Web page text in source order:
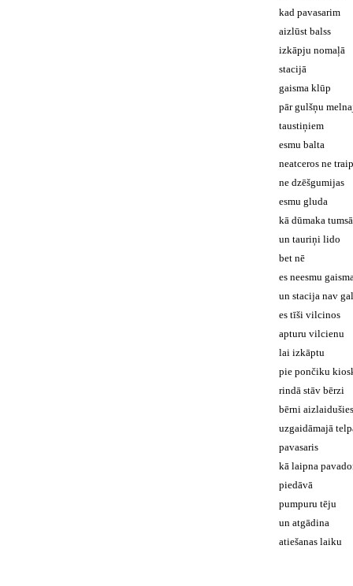
kad pavasarim
aizlūst balss
izkāpju nomaļā
stacijā
gaisma klūp
pār gulšņu
taustiņiem
esmu balta
neatceros ne
ne dzēšgumijas
esmu gluda
kā dūmaka tumsā
un tauriņi lido
bet nē
es neesmu
un stacija nav
es tīši vilcinos
apturu vilcienu
lai izkāptu
pie pončiku
rindā stāv bērzi
bērni aizlaidušies
uzgaidāmajā
pavasaris
kā laipna
piedāvā
pumpuru tēju
un atgādina
atiešanas laiku